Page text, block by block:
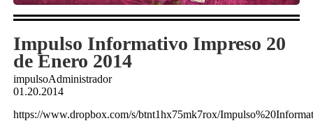
Impulso Informativo Impreso 20
de Enero 2014
impulsoAdministrador
01.20.2014
https://www.dropbox.com/s/btnt1hx75mk7rox/